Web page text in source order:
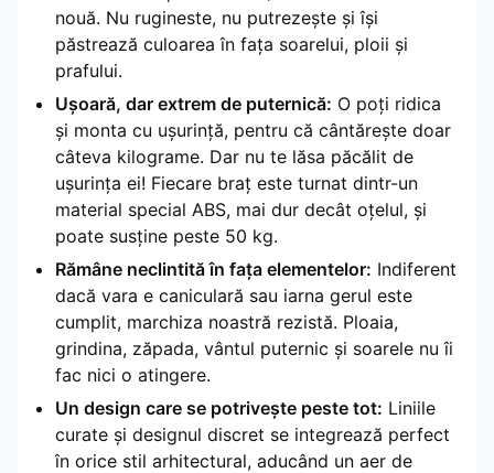
nouă. Nu rugineste, nu putrezește și își
păstrează culoarea în fața soarelui, ploii și
prafului.
Ușoară, dar extrem de puternică: O poți ridica
și monta cu ușurință, pentru că cântărește doar
câteva kilograme. Dar nu te lăsa păcălit de
ușurința ei! Fiecare braț este turnat dintr-un
material special ABS, mai dur decât oțelul, și
poate susține peste 50 kg.
Rămâne neclintită în fața elementelor: Indiferent
dacă vara e caniculară sau iarna gerul este
cumplit, marchiza noastră rezistă. Ploaia,
grindina, zăpada, vântul puternic și soarele nu îi
fac nici o atingere.
Un design care se potrivește peste tot: Liniile
curate și designul discret se integrează perfect
în orice stil arhitectural, aducând un aer de